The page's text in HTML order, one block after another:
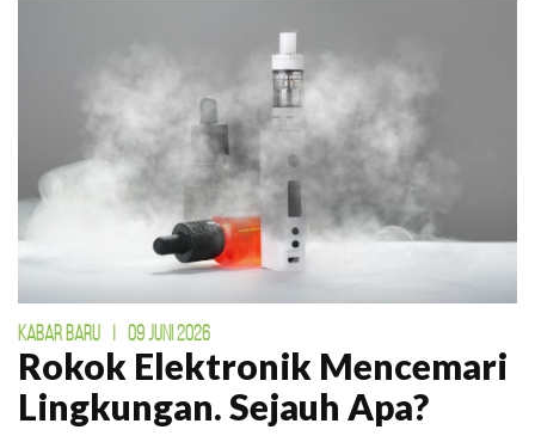
KABAR BARU 09 JUNI 2026
Rokok Elektronik Mencemari
Lingkungan. Sejauh Apa?